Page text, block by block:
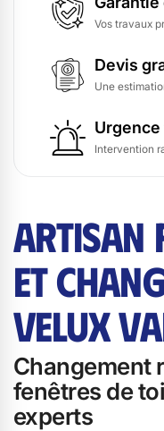
Vos travaux
Devis
Une
Intervention
ARTISAN
ET
VELUX
Changement
fenêtres de
experts